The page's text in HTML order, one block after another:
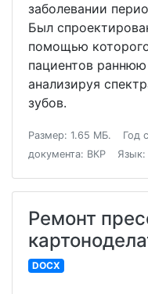
заболевании
Был
помощью
пациентов
анализируя
зубов.
Размер: 1.65 МБ. Год
документа: ВКР
Язык:
Ремонт
DOCX